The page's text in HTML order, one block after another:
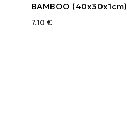
ΒΑΜΒΟΟ (40x30x1cm)
7.10 €